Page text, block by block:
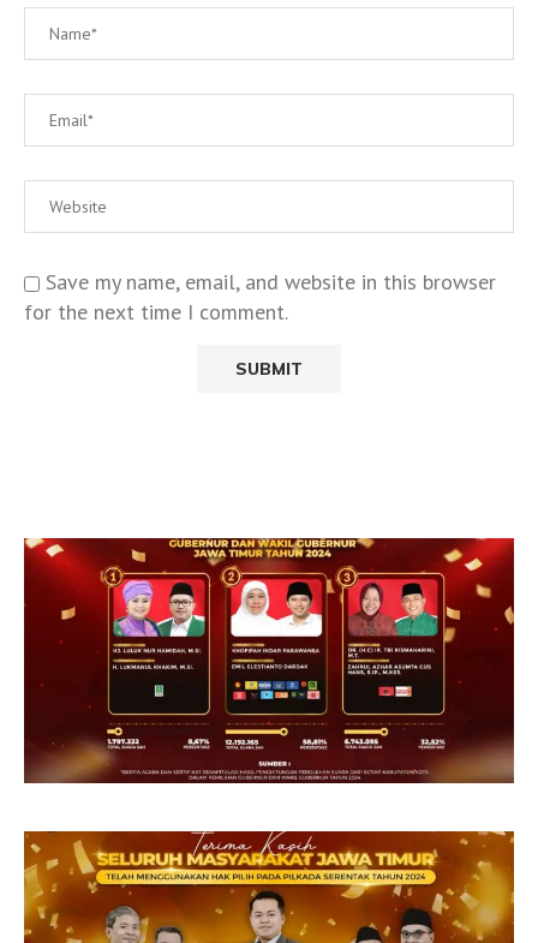
Save my name, email, and website in this browser
for the next time I comment.